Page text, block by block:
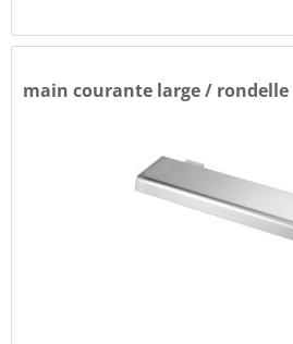
main courante large / rondelle